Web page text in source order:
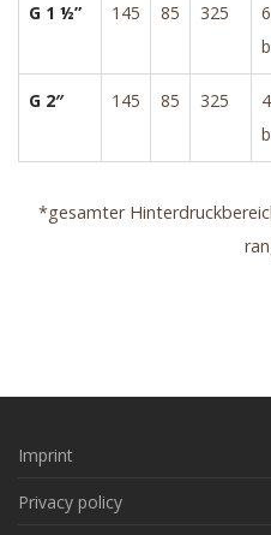
G 1 ½” 145 85 325
G 2″ 145 85 325
*gesamter
Imprint
Privacy policy